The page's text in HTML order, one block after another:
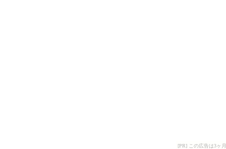
[PR] この広告は3ヶ